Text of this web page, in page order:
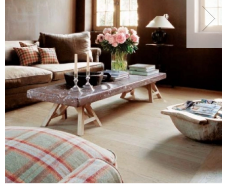
NATURALNIE
URODA
NATURALNA APTECZKA
DLA DOMU
EKO ŻYCIE